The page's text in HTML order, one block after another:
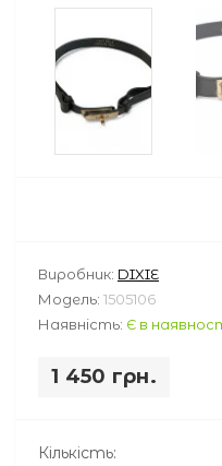
Виробник: DIXIE
Модель: 1505106
Наявність: Є в
1 450 грн.
Кількість: